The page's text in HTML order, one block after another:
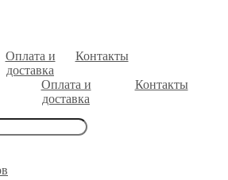
Оплата и
доставка
Контакты
Оплата и
доставка
Контакты